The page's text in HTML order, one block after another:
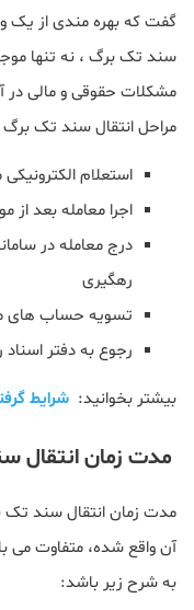
گفت که بهره مندی از یک
سند تک برگ ، نه تنها
مشکلات حقوقی و مالی
مراحل انتقال سند تک
استعلام
اجرا معامله بعد از
درج معامله در
رهگیری
تسویه حساب های
رجوع به دفتر
بیشتر بخوانید: شرایط
مدت زمان انتقال
مدت زمان انتقال سند
آن واقع شده، متفاوت می
به شرح زیر باشد: